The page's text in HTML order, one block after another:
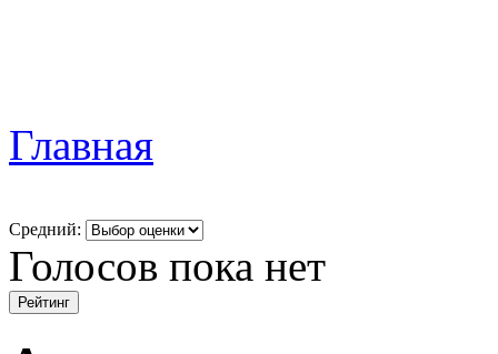
Главная
Средний:
Голосов пока нет